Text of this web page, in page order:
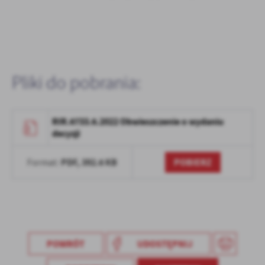
Pliki do pobrania:
RIR.6733.6.2022 Obwieszczenie o wydaniu
decyzji
Format: PDF, 392.6 KB POBIERZ
POWRÓT UDOSTĘPNIJ